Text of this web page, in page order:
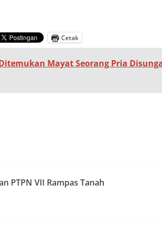
Cetak
Mayat Seorang Pria
PTPN VII Rampas Tanah